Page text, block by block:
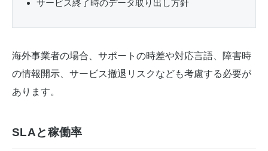
サービス終了時のデータ取り出し方針
海外事業者の場合、サポートの時差や対応言語、障害時
の情報開示、サービス撤退リスクなども考慮する必要が
あります。
SLAと稼働率